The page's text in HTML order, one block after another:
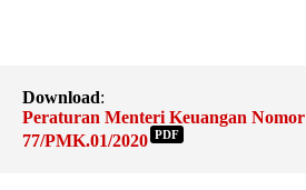
Download:
Peraturan Menteri Keuangan Nomor
77/PMK.01/2020 PDF